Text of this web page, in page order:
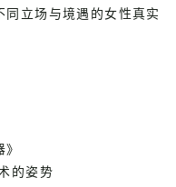
立场与境遇的女性真实
的姿势